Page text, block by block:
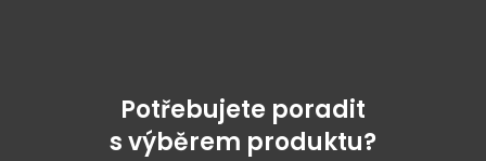
Potřebujete poradit
s výběrem produktu?